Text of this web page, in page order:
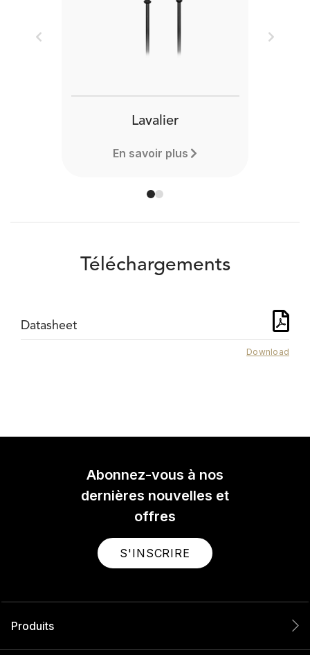
Lavalier
En savoir plus
Previous Next
Téléchargements
Datasheet
Download
Abonnez-vous à nos
dernières nouvelles et
offres
S'INSCRIRE
Produits